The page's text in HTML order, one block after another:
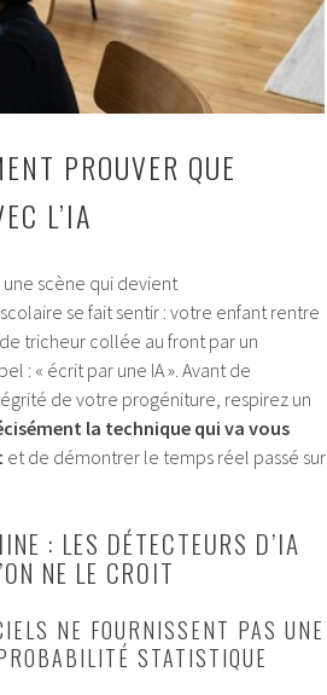
PROUVER QUE
L’IA
scène qui devient
se fait sentir : votre enfant rentre
tricheur collée au front par un
: « écrit par une IA ». Avant de
de votre progéniture, respirez un
la technique qui va vous
et de démontrer le temps réel passé sur
: LES DÉTECTEURS D’IA
NE LE CROIT
NE FOURNISSENT PAS UNE
STATISTIQUE